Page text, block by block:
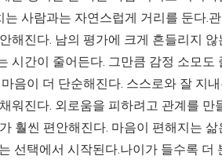
사람과는 자연스럽게 거리를 둔다.
해진다. 남의 평가에 크게 흔들리지
시간이 줄어든다. 그만큼 감정 소모도
음이 더 단순해진다. 스스로와 잘 지
워진다. 외로움을 피하려고 관계를 만
훨씬 편안해진다. 마음이 편해지는
선택에서 시작된다.나이가 들수록 더